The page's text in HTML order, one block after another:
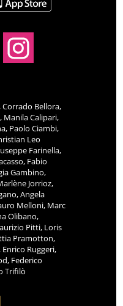
Corrado Bellora,
Manila Calipari,
Paolo Ciambi,
Leo
Farinella,
Fabio
Gambino,
Jorrioz,
Angela
Melloni, Marc
Olibano,
Pitti, Loris
Pramotton,
Ruggeri,
Federico
Trifilò